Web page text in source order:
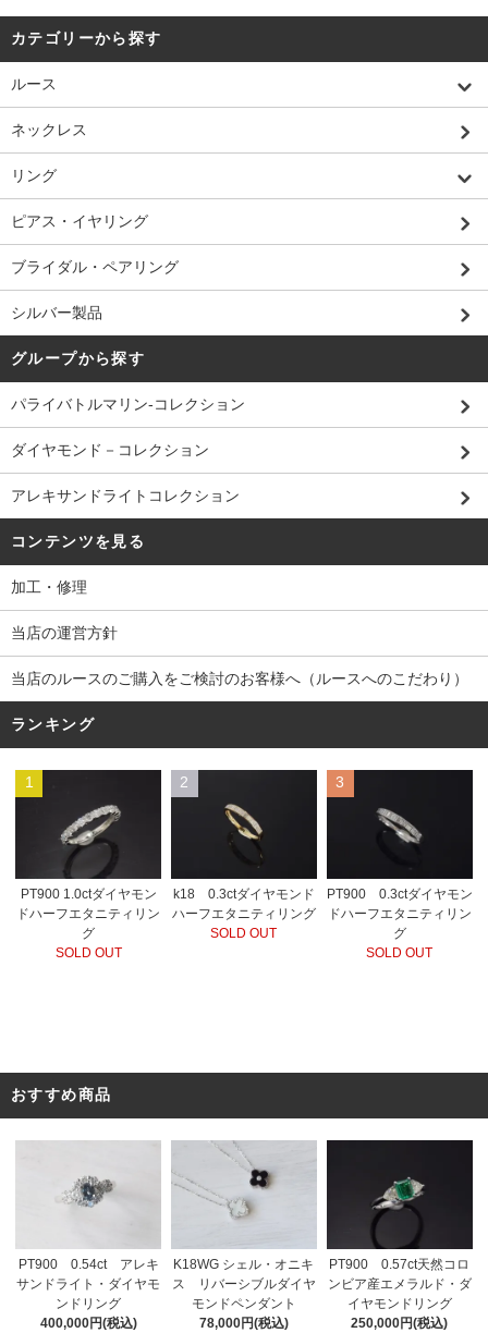
カテゴリーから探す
ルース
ネックレス
リング
ピアス・イヤリング
ブライダル・ペアリング
シルバー製品
グループから探す
パライバトルマリン-コレクション
ダイヤモンド－コレクション
アレキサンドライトコレクション
コンテンツを見る
加工・修理
当店の運営方針
当店のルースのご購入をご検討のお客様へ（ルースへのこだわり）
ランキング
1
PT900 1.0ctダイヤモン
ドハーフエタニティリン
グ
SOLD OUT
2
k18 0.3ctダイヤモンド
ハーフエタニティリング
SOLD OUT
3
PT900 0.3ctダイヤモン
ドハーフエタニティリン
グ
SOLD OUT
おすすめ商品
PT900 0.54ct アレキ
サンドライト・ダイヤモ
ンドリング
400,000円(税込)
K18WG シェル・オニキ
ス リバーシブルダイヤ
モンドペンダント
78,000円(税込)
PT900 0.57ct天然コロ
ンビア産エメラルド・ダ
イヤモンドリング
250,000円(税込)